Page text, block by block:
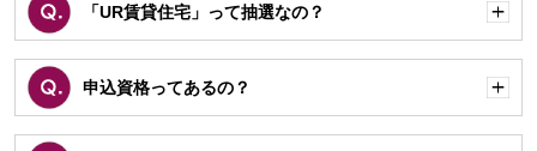
「UR賃貸住宅」って抽選なの？
く
申込資格ってあるの？
く